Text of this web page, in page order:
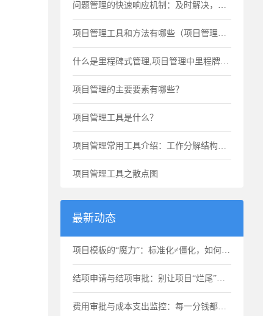
问题管理的快速响应机制：及时解决，持续改进
项目管理工具和方法有哪些（项目管理常用工具）
什么是里程碑式管理,项目管理中里程牌的作用
项目管理的主要要素有哪些？
项目管理工具是什么？
项目管理常用工具介绍：工作分解结构WBS
项目管理工具之散点图
最新动态
项目模板的“魔力”：标准化≠僵化，如何选用合适的项目模版？
结项申请与结项审批：别让项目“烂尾”，也别让项目“无限延期”
费用审批与成本支出监控：每一分钱都要花得明明白白